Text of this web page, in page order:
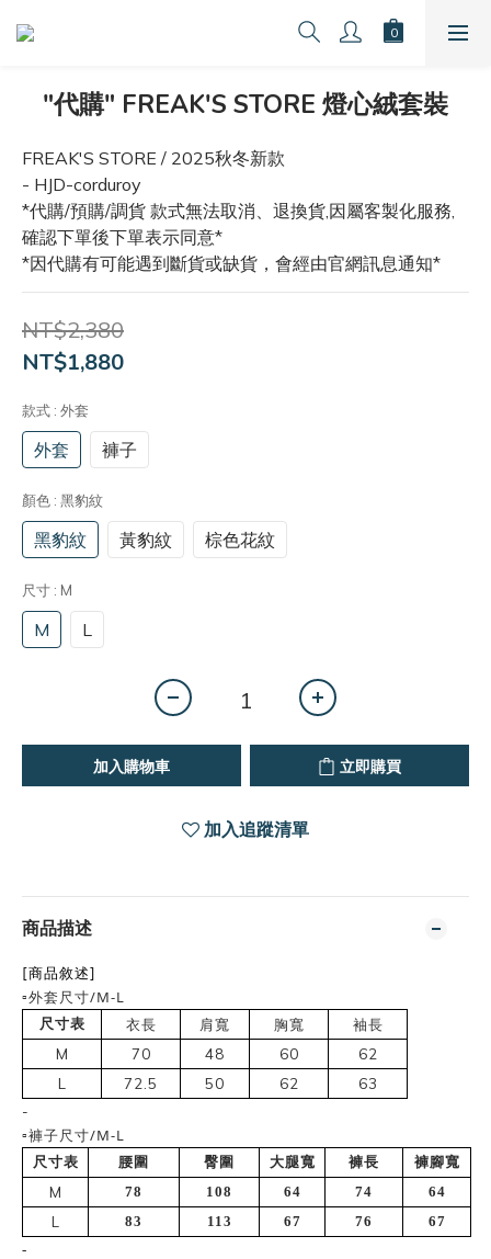
"代購" FREAK'S STORE 燈心絨套裝
FREAK'S STORE / 2025秋冬新款
- HJD-corduroy
*代購/預購/調貨 款式無法取消、退換貨,因屬客製化服務,
確認下單後下單表示同意*
*因代購有可能遇到斷貨或缺貨，會經由官網訊息通知*
NT$2,380
NT$1,880
款式 : 外套
外套 褲子
顏色 : 黑豹紋
黑豹紋 黃豹紋 棕色花紋
尺寸 : M
M L
加入購物車 立即購買
加入追蹤清單
商品描述
[商品敘述]
▫️外套尺寸/M-L
尺寸表 衣長 肩寬 胸寬
袖長
M
70 48 60
62
L
72.5 50 62
63
-
▫️褲子尺寸/M-L
尺寸表 腰圍 臀圍 大腿寬 褲長 褲腳寬
M 78 108 64 74 64
L 83 113 67 76
67
-